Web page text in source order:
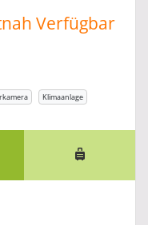
Verfügbar
Klimaanlage